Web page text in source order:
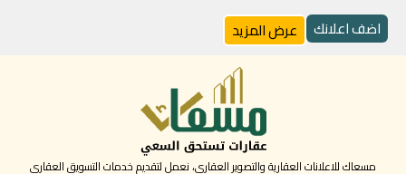
اضف اعلانك عرض المزيد
مسعاك للاعلانات العقارية والتصوير العقاري، نعمل لتقديم خدمات التسويق العقاري